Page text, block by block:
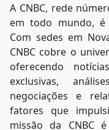
A CNBC, rede
em todo mundo, é
Com sedes em
CNBC cobre o
oferecendo
exclusivas,
negociações e
fatores que
missão da CNBC